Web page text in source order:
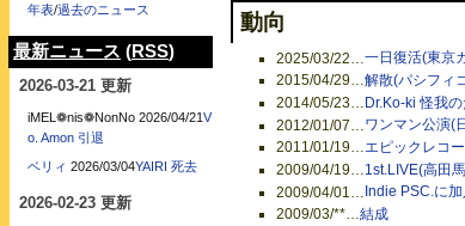
動向
2025/03/22
一日復活(東京
2015/04/29…解散(パシフィ
2014/05/23… Dr.Ko-ki 怪我
2012/01/07
ワンマン公演(
2011/01/19…エピックレコ
2009/04/19…1st.LIVE(高田
2009/04/01
Indie PSC.に加
2009/03/**…結成
年表/過去のニュース
最新ニュース (RSS)
2026-03-21 更新
iMEL❁nis❁NonNo 2026/04/21 V
o. Amon 引退
ベリィ 2026/03/04YAIRI 死去
2026-02-23 更新